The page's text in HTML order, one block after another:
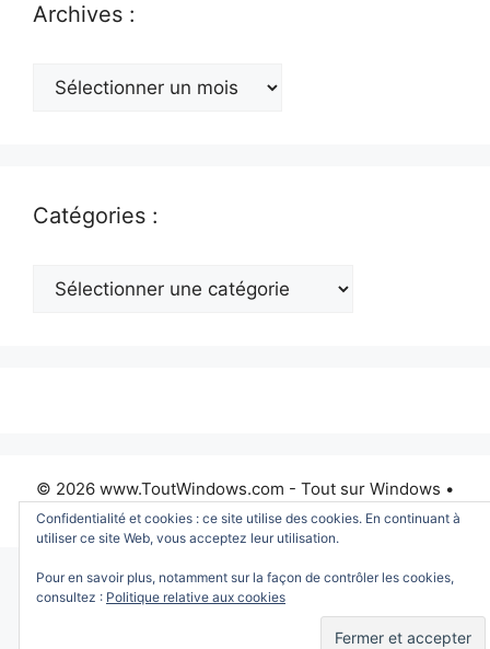
Archives :
Archives
Catégories :
Catégories
© 2026 www.ToutWindows.com - Tout sur Windows •
Construit avec GeneratePress
Confidentialité et cookies : ce site utilise des cookies. En continuant à
utiliser ce site Web, vous acceptez leur utilisation.
Pour en savoir plus, notamment sur la façon de contrôler les cookies,
consultez : Politique relative aux cookies